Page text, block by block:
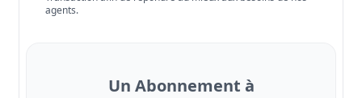
agents.
Un Abonnement à